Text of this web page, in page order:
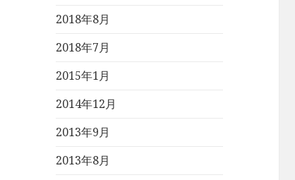
2018年8月
2018年7月
2015年1月
2014年12月
2013年9月
2013年8月